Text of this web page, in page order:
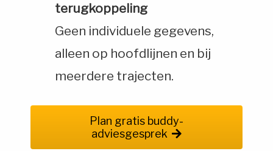
terugkoppeling
Geen individuele gegevens,
alleen op hoofdlijnen en bij
meerdere trajecten.
Plan gratis buddy-
adviesgesprek